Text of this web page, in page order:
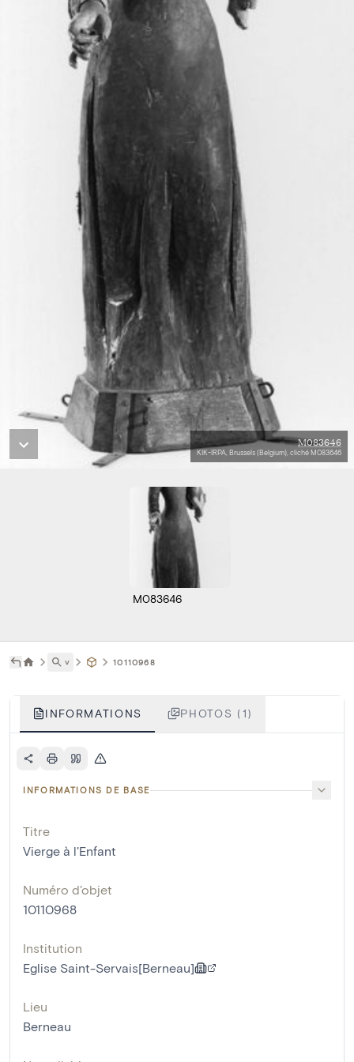
M083646
KIK-IRPA, Brussels (Belgium), cliché M083646
M083646
˅ 10110968
INFORMATIONS PHOTOS (1)
INFORMATIONS DE BASE
Titre
Vierge à l'Enfant
Numéro d'objet
10110968
Institution
Eglise Saint-Servais[Berneau]
Lieu
Berneau